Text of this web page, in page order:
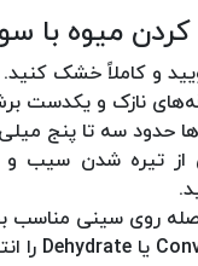
میوه با
و کاملاً خشک کنید.
نازک و یکدست
سه تا پنج
از تیره شدن سیب
روی سینی مناسب